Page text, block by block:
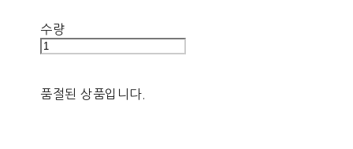
수량
품절된 상품입니다.